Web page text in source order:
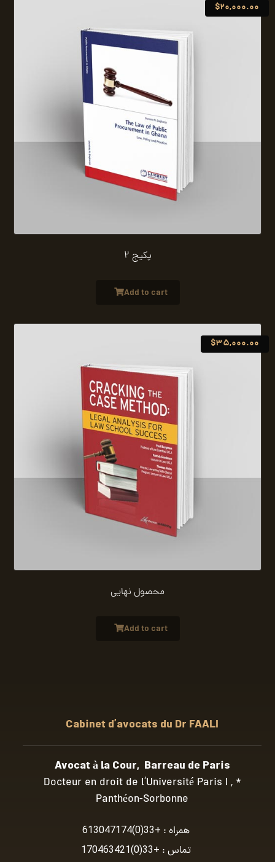
پکیج 2
$20,000.00
Add to cart
محصول نهایی
$35,000.00
Add to cart
Cabinet d’avocats du Dr FAALI
Avocat à la Cour, Barreau de Paris
* Docteur en droit de l’Université Paris I ,
Panthéon-Sorbonne
همراه : +33(0)613047174
تماس : +33(0)170463421